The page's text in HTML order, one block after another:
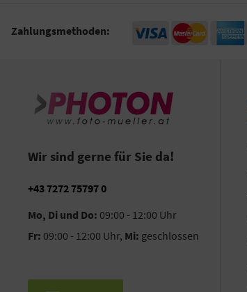
Zahlungsmethoden:
Wir sind gerne für Sie da!
+43 7272 75797 0
Mo, Di und Do: 09:00 - 12:00 Uhr
Fr: 09:00 - 12:00 Uhr, Mi: geschlossen